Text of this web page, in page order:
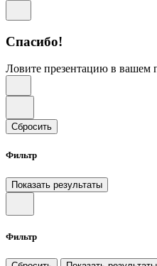
Спасибо!
Ловите презентацию в вашем
Сбросить
Фильтр
Показать результаты
Фильтр